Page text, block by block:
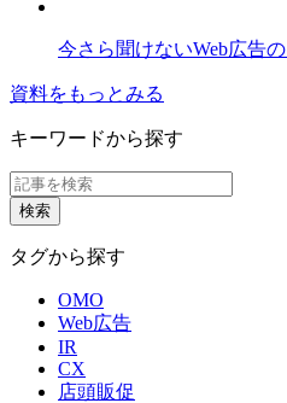
今さら聞けないWeb広告
資料をもっとみる
キーワードから探す
タグから探す
OMO
Web広告
IR
CX
店頭販促